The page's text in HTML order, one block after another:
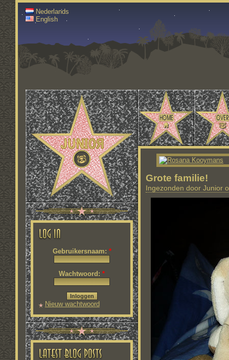
Nederlands
English
Gebruikersnaam: *
Wachtwoord: *
Nieuw wachtwoord
Grote familie!
Ingezonden door Junior